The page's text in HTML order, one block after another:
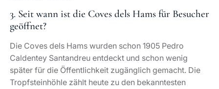
3. Seit wann ist die Coves dels Hams für Besucher
geöffnet?
Die Coves dels Hams wurden schon 1905 Pedro
Caldentey Santandreu entdeckt und schon wenig
später für die Öffentlichkeit zugänglich gemacht. Die
Tropfsteinhöhle zählt heute zu den bekanntesten